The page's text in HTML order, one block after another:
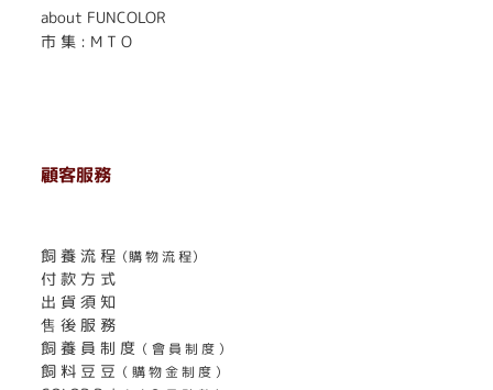
about FUNCOLOR
市 集 : M T O
顧客服務
飼 養 流 程 （購 物 流 程）
付 款 方 式
出 貨 須 知
售 後 服 務
飼 養 員 制 度 （ 會 員 制 度 ）
飼 料 豆 豆 （ 購 物 金 制 度 ）